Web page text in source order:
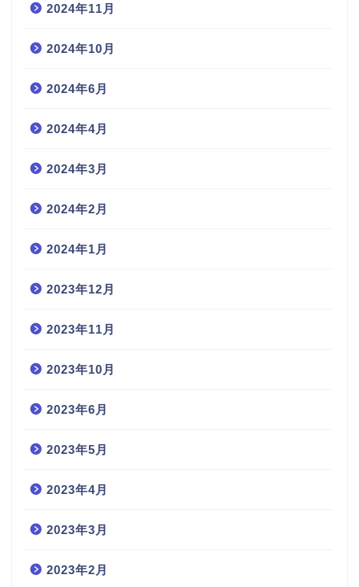
2024年11月
2024年10月
2024年6月
2024年4月
2024年3月
2024年2月
2024年1月
2023年12月
2023年11月
2023年10月
2023年6月
2023年5月
2023年4月
2023年3月
2023年2月